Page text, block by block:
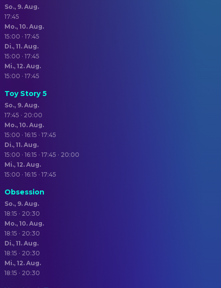
So., 9. Aug.
17:45
Mo., 10. Aug.
15:00 · 17:45
Di., 11. Aug.
15:00 · 17:45
Mi., 12. Aug.
15:00 · 17:45
Toy Story 5
So., 9. Aug.
17:45 · 20:00
Mo., 10. Aug.
15:00 · 16:15 · 17:45
Di., 11. Aug.
15:00 · 16:15 · 17:45 · 20:00
Mi., 12. Aug.
15:00 · 16:15 · 17:45
Obsession
So., 9. Aug.
18:15 · 20:30
Mo., 10. Aug.
18:15 · 20:30
Di., 11. Aug.
18:15 · 20:30
Mi., 12. Aug.
18:15 · 20:30